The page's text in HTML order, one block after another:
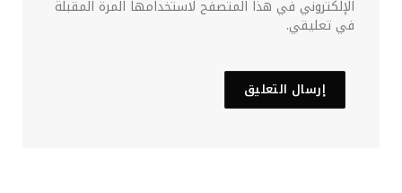
الإلكتروني في هذا المتصفح لاستخدامها المرة المقبلة
في تعليقي.